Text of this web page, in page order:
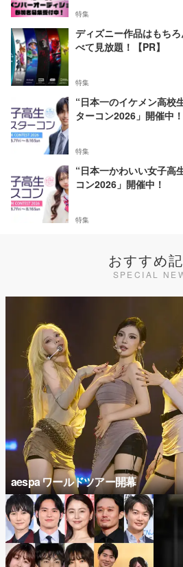
特集
ディズニー作品はもち
べて見放題！【PR】
特集
“日本一のイケメン高校
ターコン2026」開催中！
特集
“日本一かわいい女子高
コン2026」開催中！
特集
おすすめ
SPECIAL
aespa ワールドツアー開幕